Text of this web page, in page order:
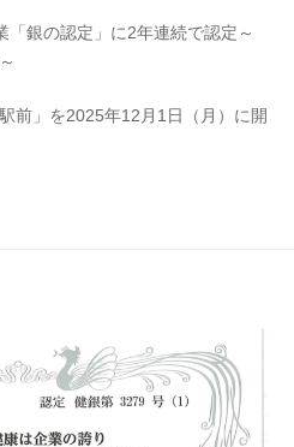
「銀の認定」に2年連続で認定～
前」を2025年12月1日（月）に開